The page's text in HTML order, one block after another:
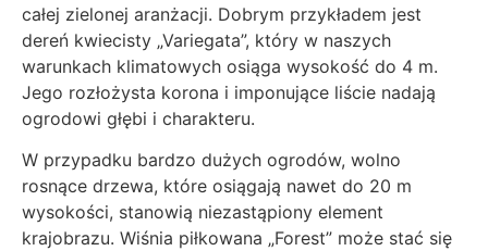
całej zielonej aranżacji. Dobrym przykładem jest
dereń kwiecisty „Variegata”, który w naszych
warunkach klimatowych osiąga wysokość do 4 m.
Jego rozłożysta korona i imponujące liście nadają
ogrodowi głębi i charakteru.
W przypadku bardzo dużych ogrodów, wolno
rosnące drzewa, które osiągają nawet do 20 m
wysokości, stanowią niezastąpiony element
krajobrazu. Wiśnia piłkowana „Forest” może stać się